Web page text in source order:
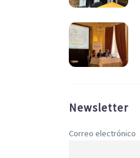
Newsletter
Correo electrónico